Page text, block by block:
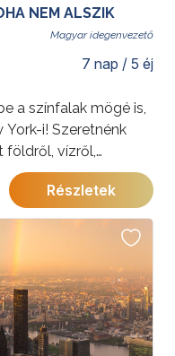
NEM ALSZIK
Magyar idegenvezető
7 nap / 5 éj
a színfalak mögé is,
York-i! Szeretnénk
földről, vízről,
képeslap, melyen
Tartson velünk az
nyújt a világ
Egyesült
kategóriájú
Részletek